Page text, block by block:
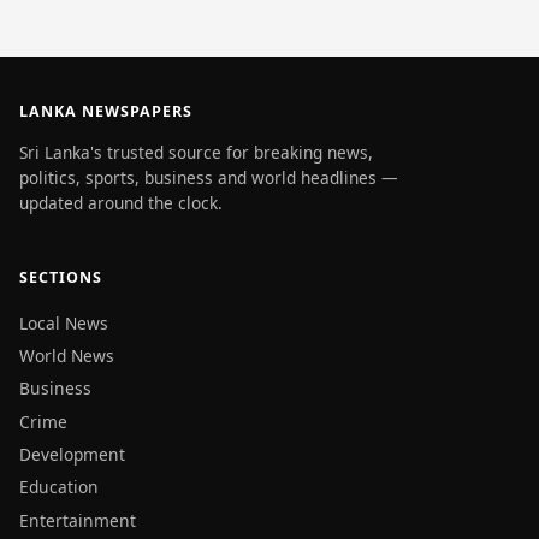
LANKA NEWSPAPERS
Sri Lanka's trusted source for breaking news,
politics, sports, business and world headlines —
updated around the clock.
SECTIONS
Local News
World News
Business
Crime
Development
Education
Entertainment